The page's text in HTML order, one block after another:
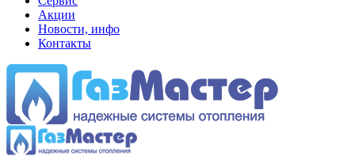
Акции
Новости, инфо
Контакты